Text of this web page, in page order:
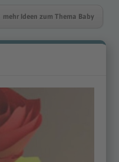
mehr Ideen zum Thema Baby